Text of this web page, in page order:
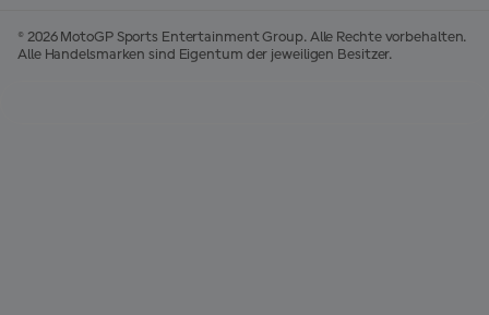
© 2026 MotoGP Sports Entertainment Group. Alle Rechte vorbehalten.
Alle Handelsmarken sind Eigentum der jeweiligen Besitzer.